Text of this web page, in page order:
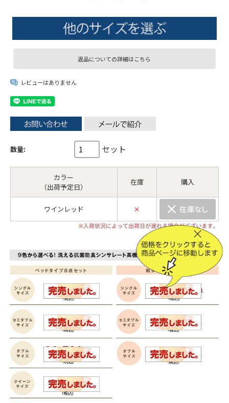
返品についての詳細はこちら
レビューはありません
数量: セット
カラー
（出荷予定日）
在庫 購入
ワインレッド ×